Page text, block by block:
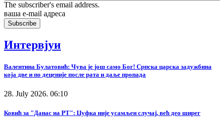
The subscriber's email address.
ваша е-mail адреса
Интервјуи
Валентина Булатовић: Чува је још само Бог! Српска царска задужбина
која две и по деценије после рата и даље пропада
28. July 2026. 06:10
Ковић за "Данас на РТ": Џуфка није усамљен случај, већ део ширег